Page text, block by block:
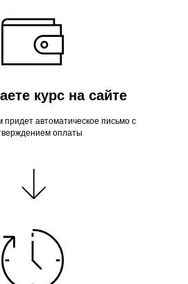
курс на сайте
автоматическое письмо с
оплаты